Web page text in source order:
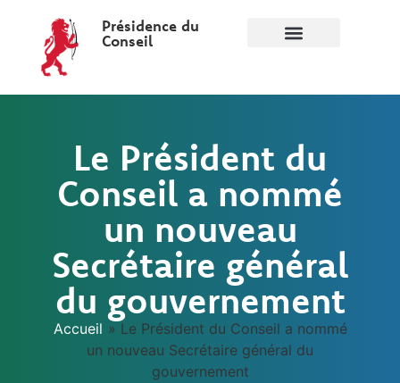
Présidence du
Conseil
Le Président du
Conseil a nommé
un nouveau
Secrétaire général
du gouvernement
Accueil » Le Président du Conseil a nommé
un nouveau Secrétaire général du
gouvernement